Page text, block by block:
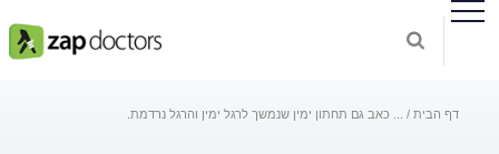
דף הבית כאב גם תחתון ימין שנמשך לרגל ימין והרגל נרדמת.